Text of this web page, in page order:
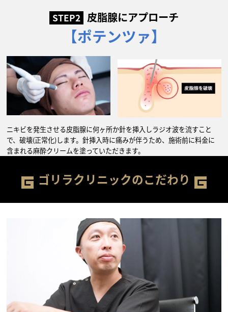
STEP2 皮脂腺にアプローチ
【ポテンツァ】
ニキビを発生させる皮脂腺に何ヶ所か針を挿入しラジオ波を流すこと
で、破壊(正常化)します。針挿入時に痛みが伴うため、施術前に料金に
含まれる麻酔クリームを塗っていただきます。
ゴリラクリニックのこだわり